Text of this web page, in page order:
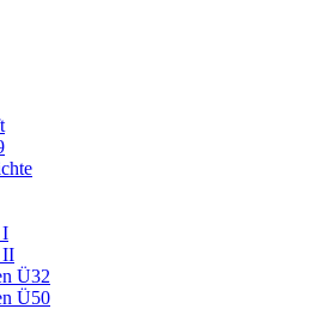
I
II
Ü32
Ü50